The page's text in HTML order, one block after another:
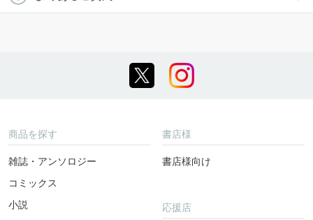
商品を探す
雑誌・アンソロジー
コミックス
小説
書店様
書店様向け
応援店